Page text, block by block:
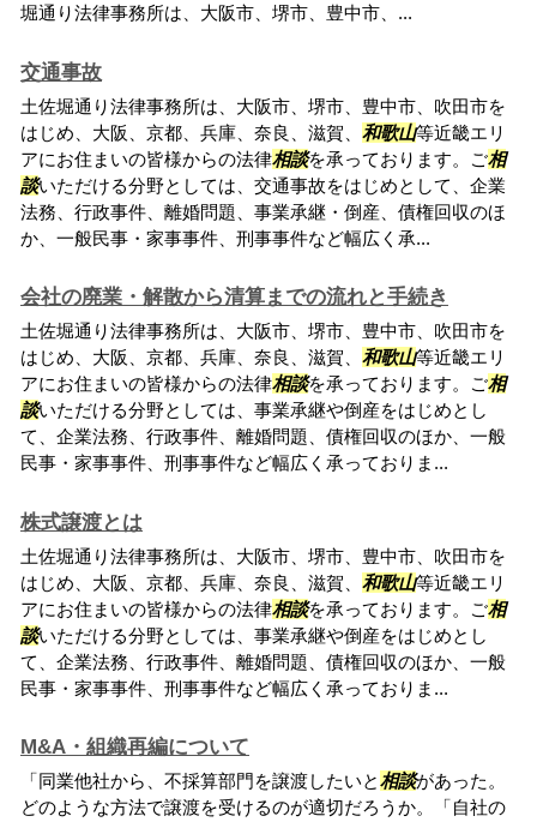
堀通り法律事務所は、大阪市、堺市、豊中市、...
交通事故
土佐堀通り法律事務所は、大阪市、堺市、豊中市、吹田市を
はじめ、大阪、京都、兵庫、奈良、滋賀、 和歌山等近畿エリ
アにお住まいの皆様からの法律相談を承っております。ご相
談いただける分野としては、交通事故をはじめとして、企業
法務、行政事件、離婚問題、事業承継・倒産、債権回収のほ
か、一般民事・家事事件、刑事事件など幅広く承...
会社の廃業・解散から清算までの流れと手続き
土佐堀通り法律事務所は、大阪市、堺市、豊中市、吹田市を
はじめ、大阪、京都、兵庫、奈良、滋賀、 和歌山等近畿エリ
アにお住まいの皆様からの法律相談を承っております。ご相
談いただける分野としては、事業承継や倒産をはじめとし
て、企業法務、行政事件、離婚問題、債権回収のほか、一般
民事・家事事件、刑事事件など幅広く承っておりま...
株式譲渡とは
土佐堀通り法律事務所は、大阪市、堺市、豊中市、吹田市を
はじめ、大阪、京都、兵庫、奈良、滋賀、 和歌山等近畿エリ
アにお住まいの皆様からの法律相談を承っております。ご相
談いただける分野としては、事業承継や倒産をはじめとし
て、企業法務、行政事件、離婚問題、債権回収のほか、一般
民事・家事事件、刑事事件など幅広く承っておりま...
M&A・組織再編について
「同業他社から、不採算部門を譲渡したいと相談があった。
どのような方法で譲渡を受けるのが適切だろうか。「自社の